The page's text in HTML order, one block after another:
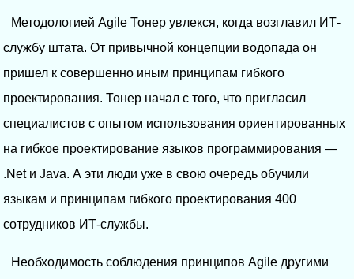
Методологией Agile Тонер увлекся, когда возглавил ИТ-
службу штата. От привычной концепции водопада он
пришел к совершенно иным принципам гибкого
проектирования. Тонер начал с того, что пригласил
специалистов с опытом использования ориентированных
на гибкое проектирование языков программирования —
.Net и Java. А эти люди уже в свою очередь обучили
языкам и принципам гибкого проектирования 400
сотрудников ИТ-службы.
Необходимость соблюдения принципов Agile другими